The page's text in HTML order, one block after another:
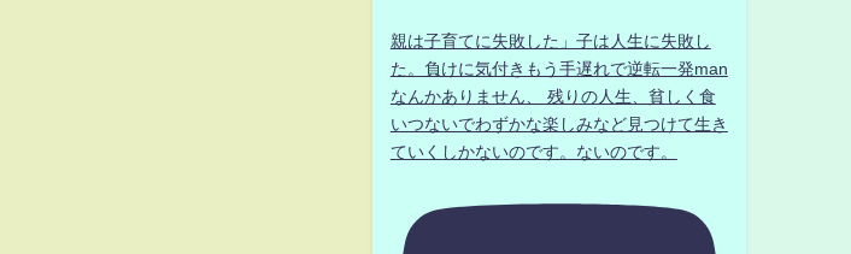
親は子育てに失敗した」子は人生に失敗し
た。負けに気付きもう手遅れで逆転一発man
なんかありません、 残りの人生、貧しく食
いつないでわずかな楽しみなど見つけて生き
ていくしかないのです。ないのです。